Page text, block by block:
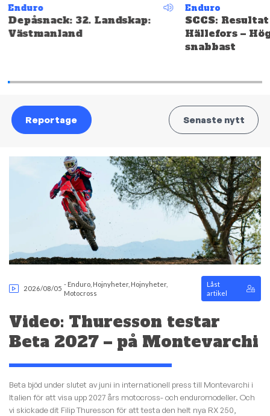
Enduro
Depåsnack: 32. Landskap:
Västmanland
Enduro
SCCS:
Hällefors –
snabbast
Reportage Senaste nytt
2026/08/05
- Enduro Hojnyheter, Hojnyheter,
Motocross
Låst
artikel
Video: Thuresson testar
Beta 2027 – på Montevarchi
Beta bjöd under slutet av juni in internationell press till Montevarchi i
Italien för att visa upp 2027 års motocross- och enduromodeller. Och
vi skickade dit Filip Thuresson för att testa den helt nya RX 250,